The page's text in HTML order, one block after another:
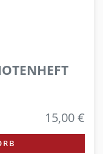
15,00 €